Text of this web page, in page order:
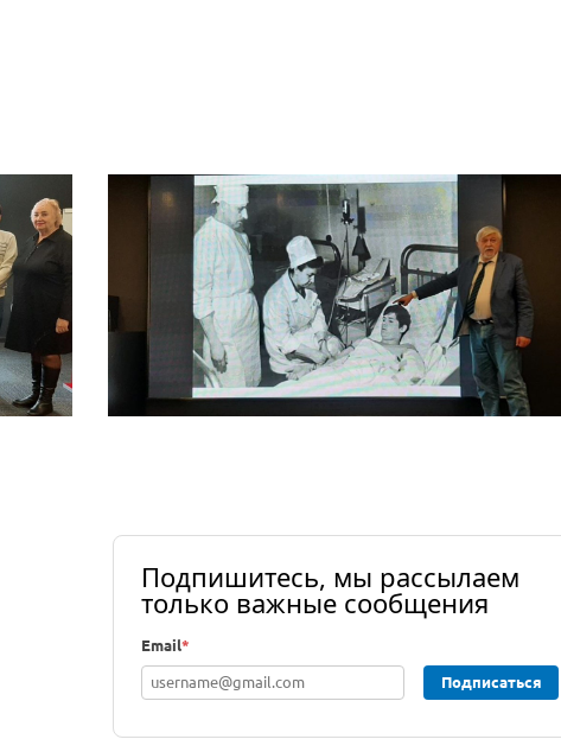
Подпишитесь, мы рассылаем
только важные сообщения
Email*
Подписаться